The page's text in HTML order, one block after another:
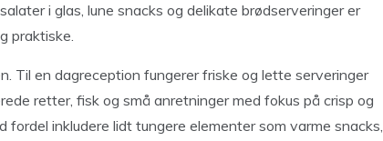
i glas, lune snacks og delikate brødserveringer er
praktiske.
Til en dagreception fungerer friske og lette serveringer
retter, fisk og små anretninger med fokus på crisp og
inkludere lidt tungere elementer som varme snacks,